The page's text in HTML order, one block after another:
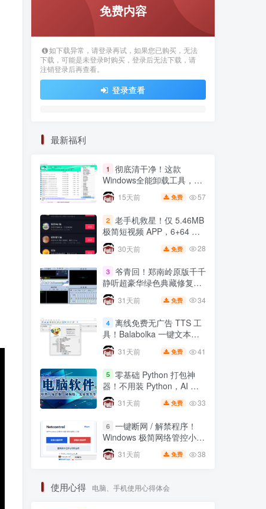
免费内容
如下载异常，请登录再试，如果您已购买，无法
下载，可能是未登录时购买，登录后无法下载，请
注销登录后再查看。
登录查看
最新福利
1
彻底清干净！这款
Windows全能卸载工具，注
册表残留一键根除
15天前 免费 57
2 老手机救星！仅 5.46MB
极简短视频 APP，6+64 小
米 8 实测丝滑不卡顿
30天前 免费 28
3 爷青回！郑南岭原版千千
静听超豪华绿色典藏修复
版，无损音质拉满🔥
31天前 免费 34
4 离线免费无广告 TTS 工
具！Balabolka 一键文本转
语音，自媒体配音神器
31天前 免费 41
5 零基础 Python 打包神
器！不用装 Python，AI 全
自动一键打包 EXE🔥
31天前 免费 33
6 一键断网 / 解禁程序！
Windows 极简网络管控小工
具，右键直接锁联网🔥
31天前 免费 38
使用心得 电脑、手机使用心得体会